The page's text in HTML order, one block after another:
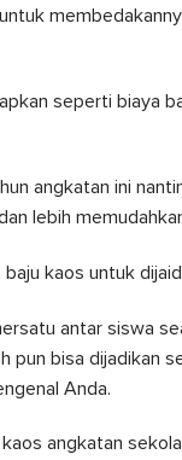
seperti biaya
angkatan ini
lebih
kaos untuk
antar siswa
pun bisa dijadikan
Anda.
angkatan